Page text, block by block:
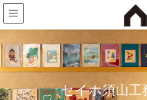
セイホ須山工